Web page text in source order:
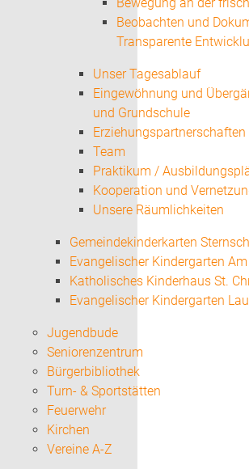
Beobachten und
Transparente
Unser Tagesablauf
Eingewöhnung und
und Grundschule
Team
Praktikum /
Kooperation und
Unsere Räumlichkeiten
Gemeindekinderkarten
Evangelischer Kindergarten
Katholisches Kinderhaus St.
Evangelischer Kindergarten
Jugendbude
Seniorenzentrum
Bürgerbibliothek
Turn- & Sportstätten
Feuerwehr
Kirchen
Vereine A-Z